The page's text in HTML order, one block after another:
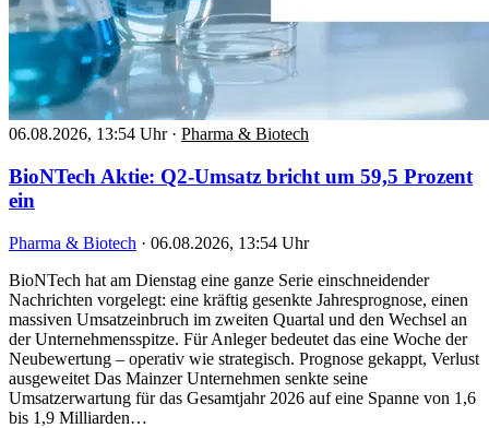
06.08.2026, 13:54 Uhr · Pharma & Biotech
BioNTech Aktie: Q2-Umsatz bricht um 59,5 Prozent
ein
Pharma & Biotech · 06.08.2026, 13:54 Uhr
BioNTech hat am Dienstag eine ganze Serie einschneidender
Nachrichten vorgelegt: eine kräftig gesenkte Jahresprognose, einen
massiven Umsatzeinbruch im zweiten Quartal und den Wechsel an
der Unternehmensspitze. Für Anleger bedeutet das eine Woche der
Neubewertung – operativ wie strategisch. Prognose gekappt, Verlust
ausgeweitet Das Mainzer Unternehmen senkte seine
Umsatzerwartung für das Gesamtjahr 2026 auf eine Spanne von 1,6
bis 1,9 Milliarden…